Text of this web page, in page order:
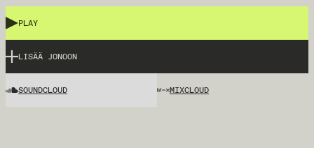
PLAY
LISÄÄ JONOON
SOUNDCLOUD MIXCLOUD